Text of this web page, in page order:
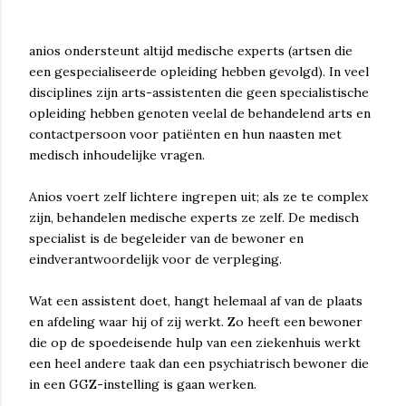
anios ondersteunt altijd medische experts (artsen die
een gespecialiseerde opleiding hebben gevolgd). In veel
disciplines zijn arts-assistenten die geen specialistische
opleiding hebben genoten veelal de behandelend arts en
contactpersoon voor patiënten en hun naasten met
medisch inhoudelijke vragen.
Anios voert zelf lichtere ingrepen uit; als ze te complex
zijn, behandelen medische experts ze zelf. De medisch
specialist is de begeleider van de bewoner en
eindverantwoordelijk voor de verpleging.
Wat een assistent doet, hangt helemaal af van de plaats
en afdeling waar hij of zij werkt. Zo heeft een bewoner
die op de spoedeisende hulp van een ziekenhuis werkt
een heel andere taak dan een psychiatrisch bewoner die
in een GGZ-instelling is gaan werken.